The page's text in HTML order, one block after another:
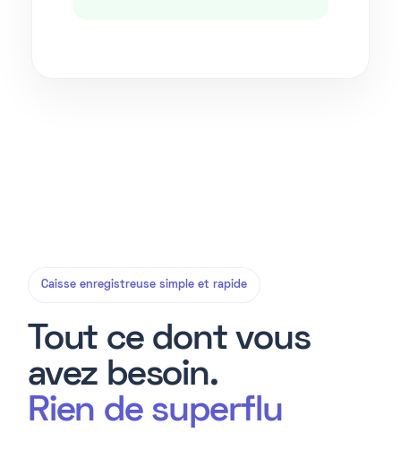
Caisse enregistreuse simple et rapide
Tout ce dont vous
avez besoin.
Rien de superflu